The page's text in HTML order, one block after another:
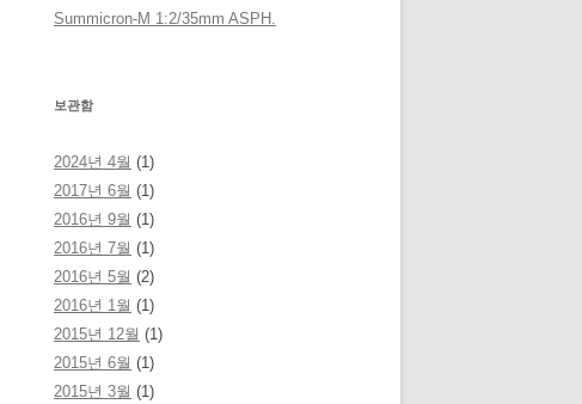
Summicron-M 1:2/35mm ASPH.
보관함
2024년 4월 (1)
2017년 6월 (1)
2016년 9월 (1)
2016년 7월 (1)
2016년 5월 (2)
2016년 1월 (1)
2015년 12월 (1)
2015년 6월 (1)
2015년 3월 (1)